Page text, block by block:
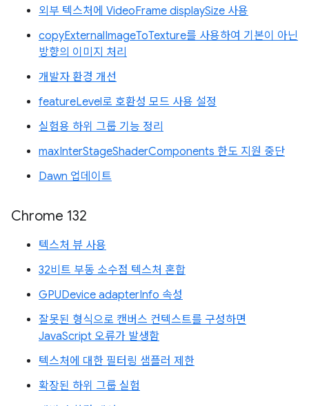
외부 텍스처에 VideoFrame displaySize 사용
copyExternalImageToTexture를 사용하여 기본이 아닌
방향의 이미지 처리
개발자 환경 개선
featureLevel로 호환성 모드 사용 설정
실험용 하위 그룹 기능 정리
maxInterStageShaderComponents 한도 지원 중단
Dawn 업데이트
Chrome 132
텍스처 뷰 사용
32비트 부동 소수점 텍스처 혼합
GPUDevice adapterInfo 속성
잘못된 형식으로 캔버스 컨텍스트를 구성하면
JavaScript 오류가 발생함
텍스처에 대한 필터링 샘플러 제한
확장된 하위 그룹 실험